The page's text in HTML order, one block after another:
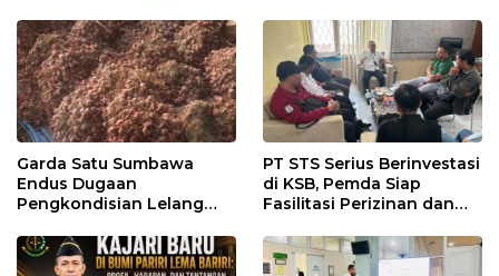
Garda Satu Sumbawa
Endus Dugaan
Pengkondisian Lelang
Benih Bawang Merah
senilai Rp 7,5 Miliar
PT STS Serius Berinvestasi
di KSB, Pemda Siap
Fasilitasi Perizinan dan
Regulasi